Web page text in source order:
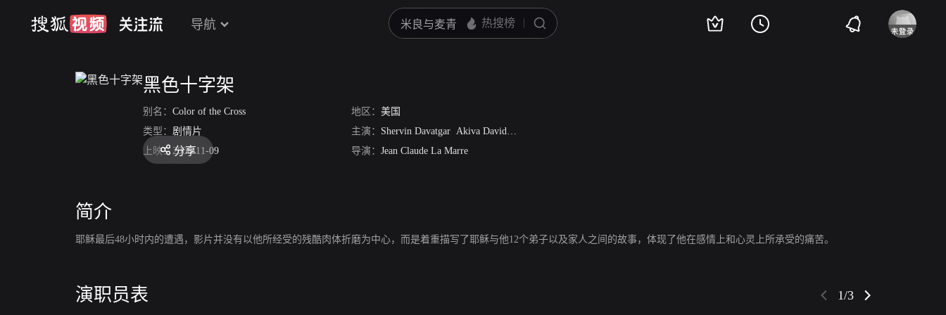
导航
黑色十字架
别名： Color of the Cross 地区： 美国
类型： 剧情片 主演： Shervin Davatgar Akiva David Michael Govia
上映： 2006-11-09 导演： Jean Claude La Marre
分享
简介
耶稣最后48小时内的遭遇，影片并没有以他所经受的残酷肉体折磨为中心，而是着重描写了耶稣与他12个弟子以及家人之间的故事，体现了他在感情上和心灵上所承受的痛苦。
演职员表 1/3